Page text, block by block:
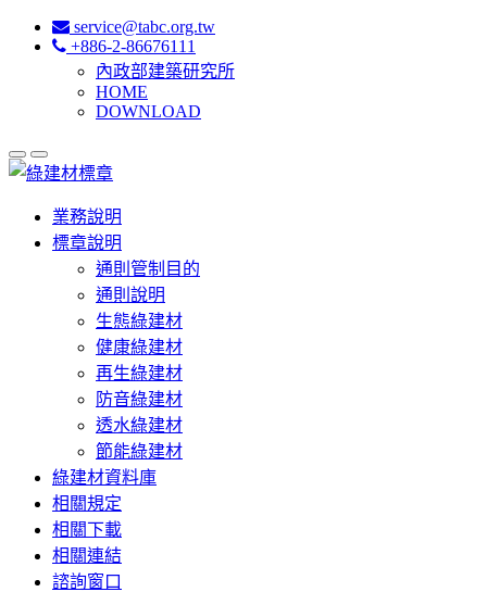
service@tabc.org.tw
+886-2-86676111
內政部建築研究所
HOME
DOWNLOAD
業務說明
標章說明
通則管制目的
通則說明
生態綠建材
健康綠建材
再生綠建材
防音綠建材
透水綠建材
節能綠建材
綠建材資料庫
相關規定
相關下載
相關連結
諮詢窗口